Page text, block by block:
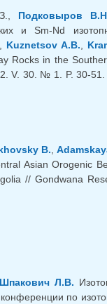
Подковыров
и Sm-Nd
Kuznetsov A.B.,
Rocks in the
V. 30. № 1. P. 30-51.
B.
Asian Orogenic
// Gondwana
Шпакович Л.В.
по